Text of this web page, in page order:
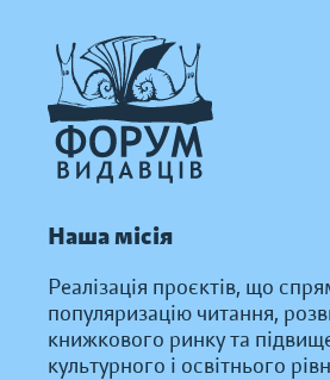
Наша місія
Реалізація проєктів, що
популяризацію читання,
книжкового ринку та
культурного і освітнього